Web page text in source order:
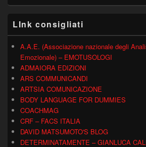
LInk consigliati
A.A.E. (Associazione nazionale degli
Emozionale) – EMOTUSOLOGI
ADMAIORA EDIZIONI
ARS COMMUNICANDI
ARTSIA COMUNICAZIONE
BODY LANGUAGE FOR DUMMIES
COACHMAG
CRF – FACS ITALIA
DAVID MATSUMOTO'S BLOG
DETERMINATAMENTE – GIANLUCA